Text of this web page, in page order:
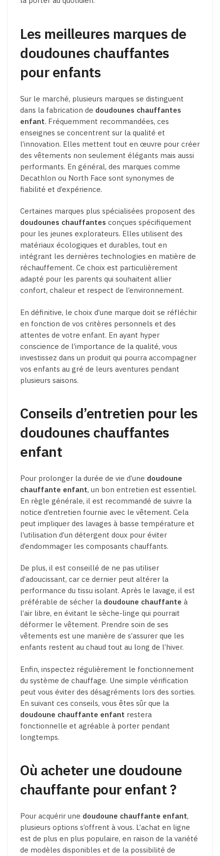
Les meilleures marques de
doudounes chauffantes
pour enfants
Sur le marché, plusieurs marques se distinguent
dans la fabrication de doudounes chauffantes
enfant. Fréquemment recommandées, ces
enseignes se concentrent sur la qualité et
l’innovation. Elles mettent tout en œuvre pour créer
des vêtements non seulement élégants mais aussi
performants. En général, des marques comme
Decathlon ou North Face sont synonymes de
fiabilité et d’expérience.
Certaines marques plus spécialisées proposent des
doudounes chauffantes conçues spécifiquement
pour les jeunes explorateurs. Elles utilisent des
matériaux écologiques et durables, tout en
intégrant les dernières technologies en matière de
réchauffement. Ce choix est particulièrement
adapté pour les parents qui souhaitent allier
confort, chaleur et respect de l’environnement.
En définitive, le choix d’une marque doit se réfléchir
en fonction de vos critères personnels et des
attentes de votre enfant. En ayant hyper
conscience de l’importance de la qualité, vous
investissez dans un produit qui pourra accompagner
vos enfants au gré de leurs aventures pendant
plusieurs saisons.
Conseils d’entretien pour les
doudounes chauffantes
enfant
Pour prolonger la durée de vie d’une doudoune
chauffante enfant, un bon entretien est essentiel.
En règle générale, il est recommandé de suivre la
notice d’entretien fournie avec le vêtement. Cela
peut impliquer des lavages à basse température et
l’utilisation d’un détergent doux pour éviter
d’endommager les composants chauffants.
De plus, il est conseillé de ne pas utiliser
d’adoucissant, car ce dernier peut altérer la
performance du tissu isolant. Après le lavage, il est
préférable de sécher la doudoune chauffante à
l’air libre, en évitant le sèche-linge qui pourrait
déformer le vêtement. Prendre soin de ses
vêtements est une manière de s’assurer que les
enfants restent au chaud tout au long de l’hiver.
Enfin, inspectez régulièrement le fonctionnement
du système de chauffage. Une simple vérification
peut vous éviter des désagréments lors des sorties.
En suivant ces conseils, vous êtes sûr que la
doudoune chauffante enfant restera
fonctionnelle et agréable à porter pendant
longtemps.
Où acheter une doudoune
chauffante pour enfant ?
Pour acquérir une doudoune chauffante enfant,
plusieurs options s’offrent à vous. L’achat en ligne
est de plus en plus populaire, en raison de la variété
de modèles disponibles et de la possibilité de